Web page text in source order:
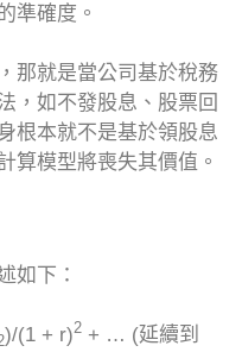
準確度。
那就是當公司基於稅務
，如不發股息、股票回
根本就不是基於領股息
算模型將喪失其價值。
如下：
)/(1 + r)2 + … (延續到